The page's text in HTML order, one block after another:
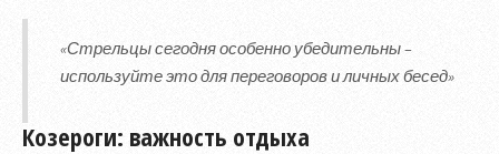
«Стрельцы сегодня особенно убедительны –
используйте это для переговоров и личных бесед»
Козероги: важность отдыха